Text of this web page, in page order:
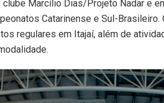
Marcílio Dias/Projeto Nadar e
Catarinense e Sul-
regulares em Itajaí, além de